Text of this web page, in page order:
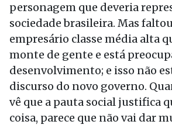
personagem que deveria
sociedade brasileira. Mas
empresário classe média alta
monte de gente e está
desenvolvimento; e isso não
discurso do novo governo.
vê que a pauta social justifica
coisa, parece que não vai dar